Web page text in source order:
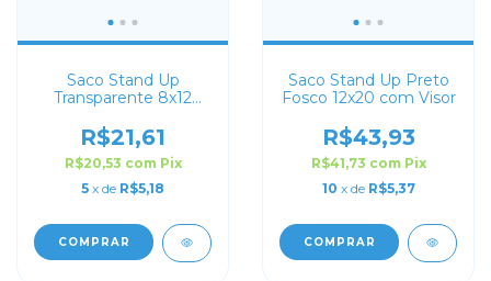
Saco Stand Up
Transparente 8x12
R$21,61
R$20,53 com Pix
5 x de R$5,18
COMPRAR
Saco Stand Up Preto
Fosco 12x20 com Visor
R$43,93
R$41,73 com Pix
10 x de R$5,37
COMPRAR